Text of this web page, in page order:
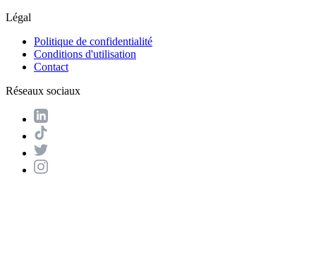
Légal
Politique de confidentialité
Conditions d'utilisation
Contact
Réseaux sociaux